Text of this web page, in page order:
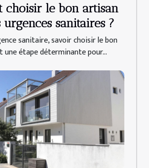
choisir le bon artisan
sanitaires ?
sanitaire, savoir choisir le bon
une étape déterminante pour...